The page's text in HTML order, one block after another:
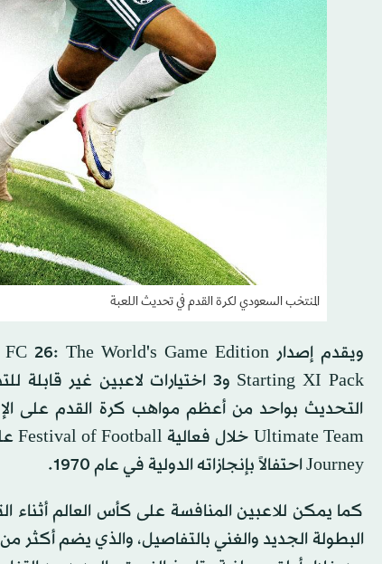
المنتخب السعودي لكرة القدم في تحديث اللعبة
التحديث بواحد من أعظم مواهب كرة القدم على
Journey احتفالاً بإنجازاته الدولية في عام 1970.
كما يمكن للاعبين المنافسة على كأس العالم